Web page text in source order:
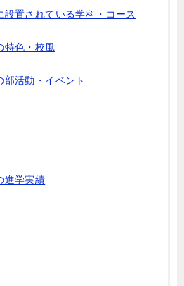
設置されている学科・コース
特色・校風
活動・イベント
進学実績